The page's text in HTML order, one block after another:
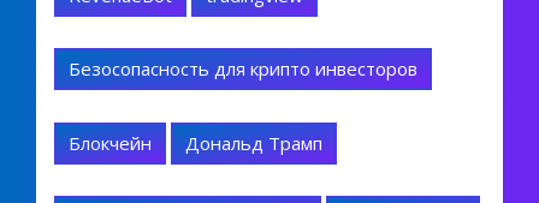
Безосопасность для крипто инвесторов
Блокчейн Дональд Трамп